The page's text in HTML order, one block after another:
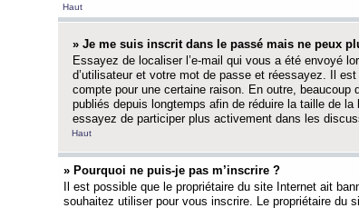
Haut
» Je me suis inscrit dans le passé mais ne peux
Essayez de localiser l’e-mail qui vous a été envoyé
d’utilisateur et votre mot de passe et réessayez. Il
compte pour une certaine raison. En outre, beaucoup
publiés depuis longtemps afin de réduire la taille de
essayez de participer plus activement dans les
Haut
» Pourquoi ne puis-je pas m’inscrire ?
Il est possible que le propriétaire du site Internet ait
souhaitez utiliser pour vous inscrire. Le propriétaire du